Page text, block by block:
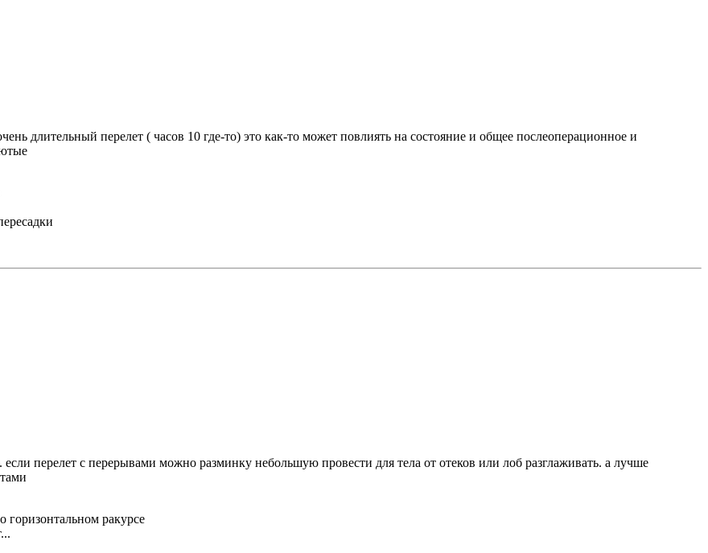
длительный перелет ( часов 10 где-то) это как-то может повлиять на состояние и общее послеоперационное и
перелет с перерывами можно разминку небольшую провести для тела от отеков или лоб разглаживать. а лучше
горизонтальном ракурсе